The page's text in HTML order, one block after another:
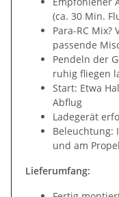
(ca. 30 Min.
Para-RC
passende
Pendeln der
ruhig fliegen
Start: Etwa
Abflug
Ladegerät
Beleuchtung:
und am
Lieferumfang: